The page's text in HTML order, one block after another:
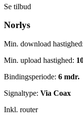
Se tilbud
Norlys
Min. download hastighed:
Min. upload hastighed:
Bindingsperiode: 6 mdr.
Signaltype: Via Coax
Inkl. router